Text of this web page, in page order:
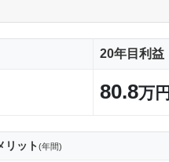
20年目利益
80.8万円
リット(年間)